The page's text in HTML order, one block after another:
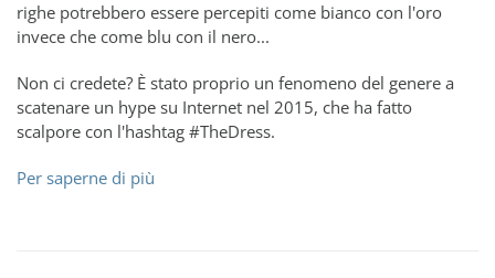
righe potrebbero essere percepiti come bianco con l'oro
invece che come blu con il nero...
Non ci credete? È stato proprio un fenomeno del genere a
scatenare un hype su Internet nel 2015, che ha fatto
scalpore con l'hashtag #TheDress.
Per saperne di più